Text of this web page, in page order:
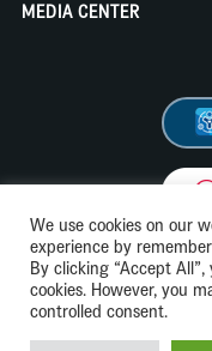
MEDIA CENTER
Όροι
We use cookies on our
experience by
By clicking “Accept
cookies. However, you
controlled consent.